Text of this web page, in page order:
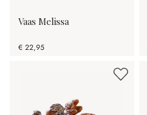
Vaas Melissa
€ 22,95